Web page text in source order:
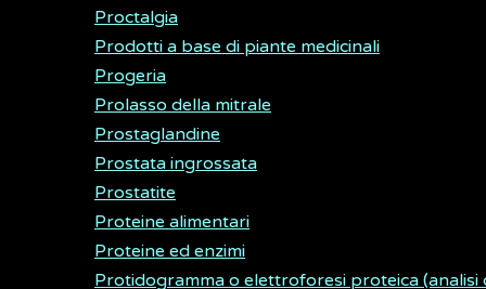
Proctalgia
Prodotti a base di piante medicinali
Progeria
Prolasso della mitrale
Prostaglandine
Prostata ingrossata
Prostatite
Proteine alimentari
Proteine ed enzimi
Protidogramma o elettroforesi proteica (analisi